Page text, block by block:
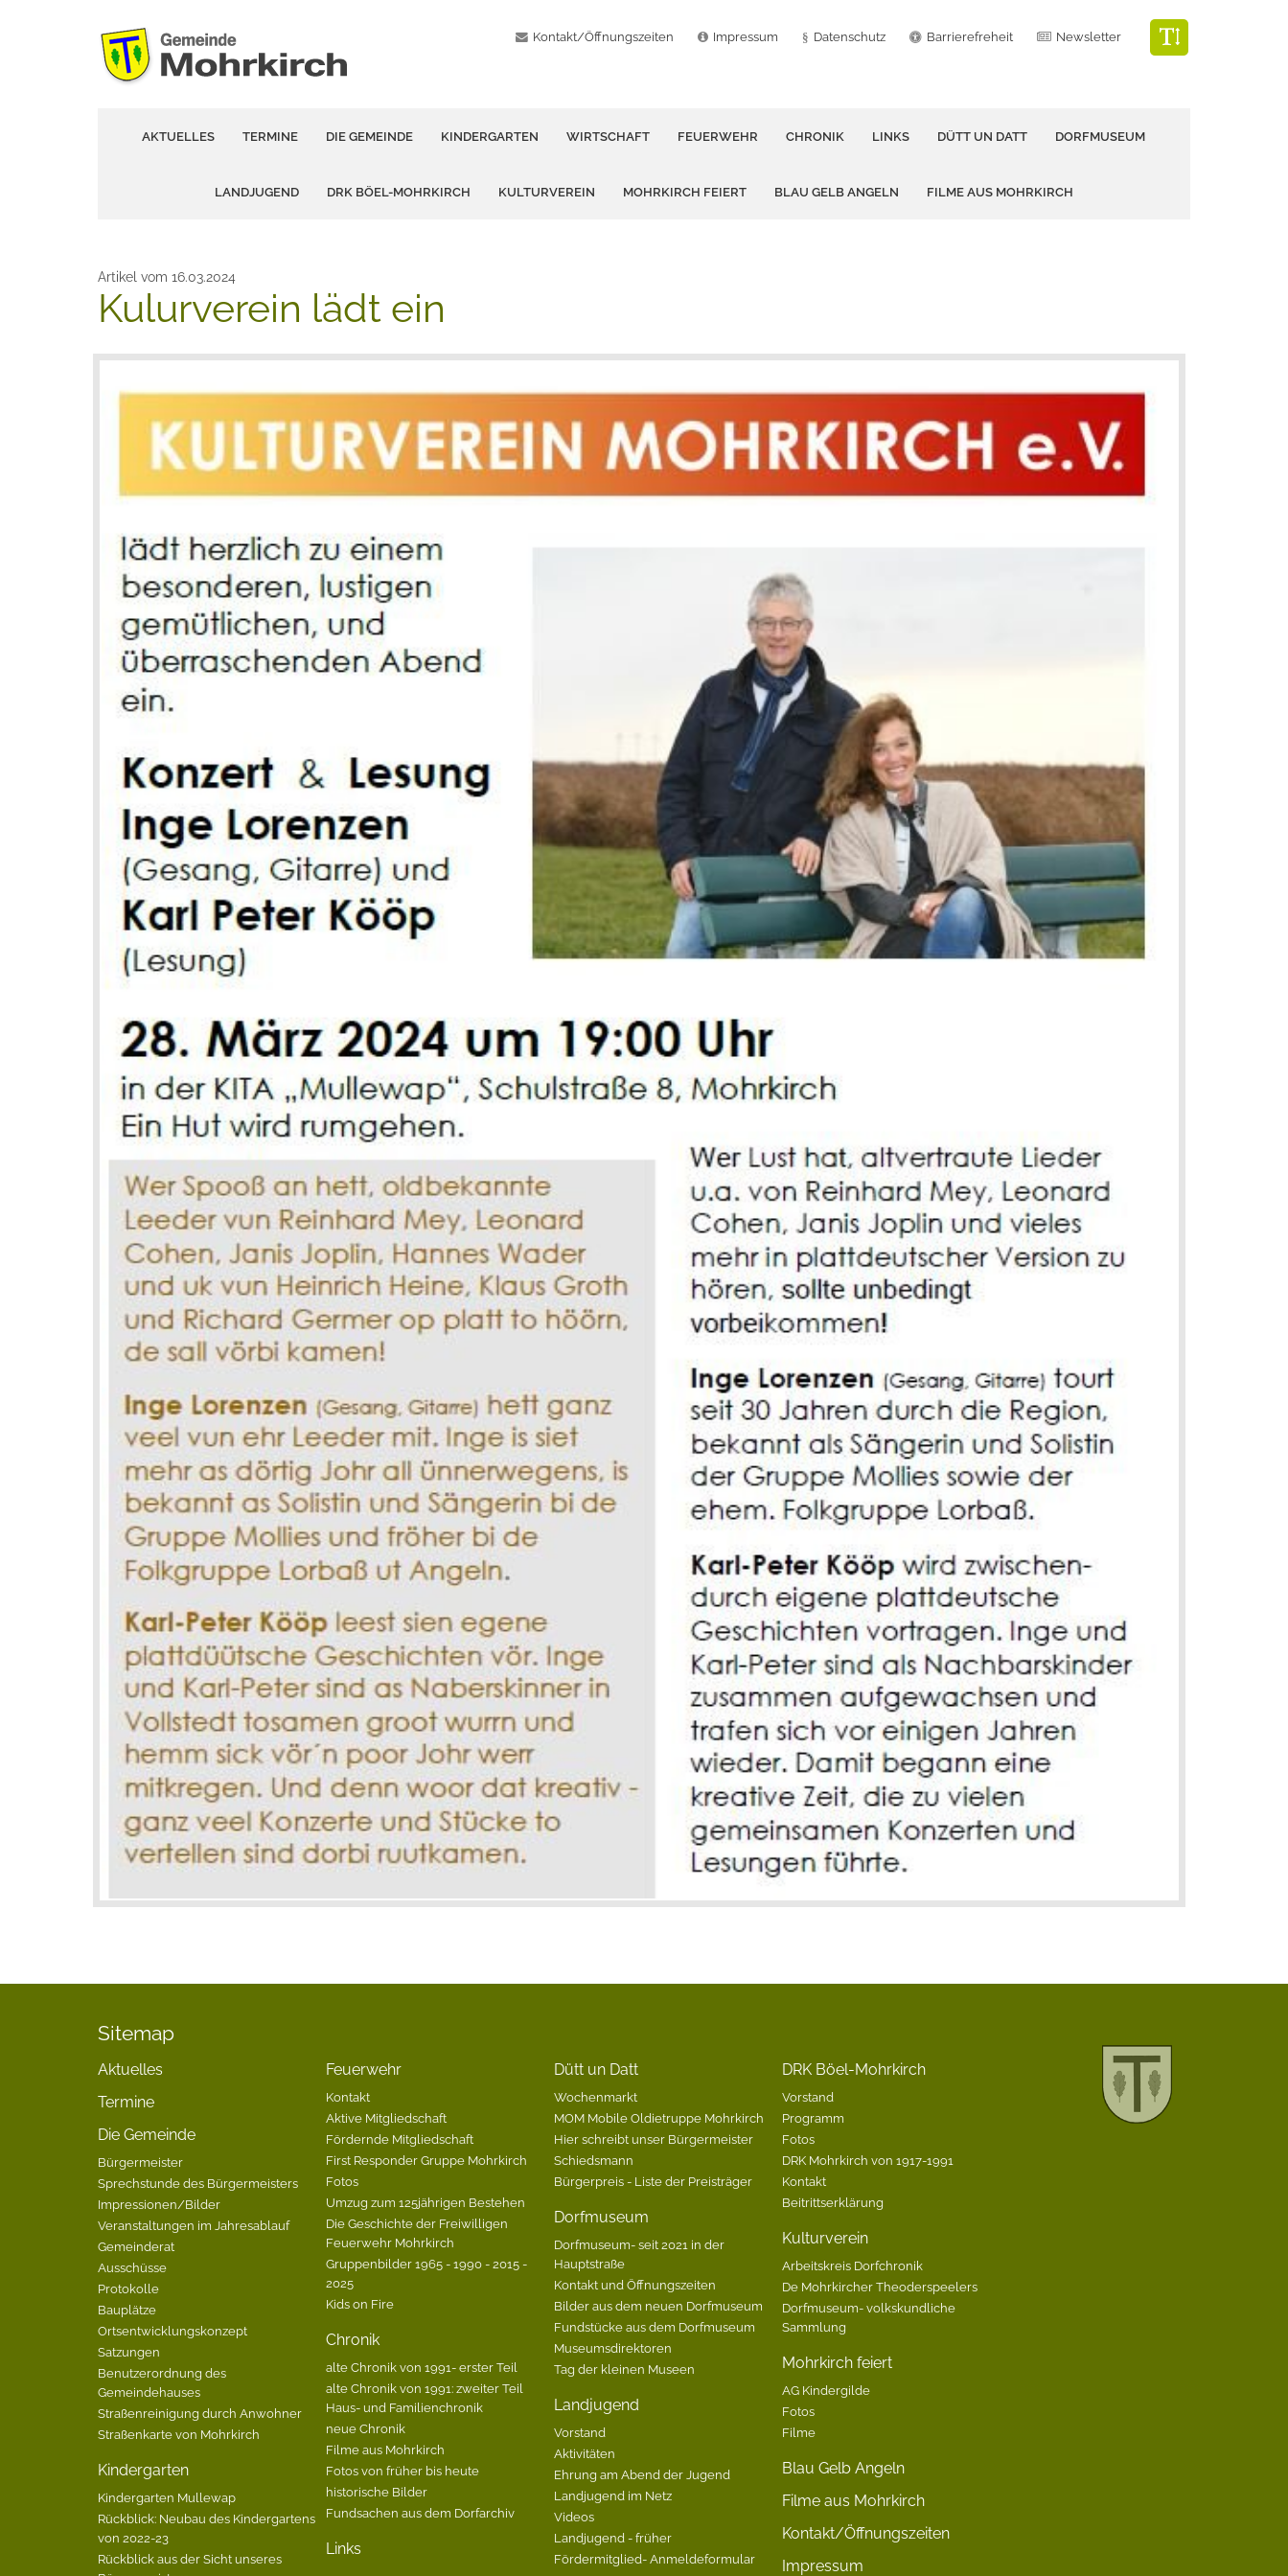
Kontakt/Öffnungszeiten Impressum Datenschutz Barrierefreheit Newsletter
AKTUELLES TERMINE DIE GEMEINDE KINDERGARTEN WIRTSCHAFT FEUERWEHR CHRONIK LINKS DÜTT UN DATT DORFMUSEUM
LANDJUGEND DRK BÖEL-MOHRKIRCH KULTURVEREIN MOHRKIRCH FEIERT BLAU GELB ANGELN FILME AUS MOHRKIRCH
Artikel vom 16.03.2024
Kulurverein lädt ein
Sitemap
Aktuelles
Termine
Die Gemeinde
Bürgermeister
Sprechstunde des Bürgermeisters
Impressionen/Bilder
Veranstaltungen im Jahresablauf
Gemeinderat
Ausschüsse
Protokolle
Bauplätze
Ortsentwicklungskonzept
Satzungen
Benutzerordnung des
Gemeindehauses
Straßenreinigung durch Anwohner
Straßenkarte von Mohrkirch
Kindergarten
Kindergarten Mullewap
Rückblick: Neubau des Kindergartens
von 2022-23
Rückblick aus der Sicht unseres
Feuerwehr
Kontakt
Aktive Mitgliedschaft
Fördernde Mitgliedschaft
First Responder Gruppe Mohrkirch
Fotos
Umzug zum 125jährigen Bestehen
Die Geschichte der Freiwilligen
Feuerwehr Mohrkirch
Gruppenbilder 1965 - 1990 - 2015 -
2025
Kids on Fire
Chronik
alte Chronik von 1991- erster Teil
alte Chronik von 1991: zweiter Teil
Haus- und Familienchronik
neue Chronik
Filme aus Mohrkirch
Fotos von früher bis heute
historische Bilder
Fundsachen aus dem Dorfarchiv
Links
Dütt un Datt
Wochenmarkt
MOM Mobile Oldietruppe Mohrkirch
Hier schreibt unser Bürgermeister
Schiedsmann
Bürgerpreis - Liste der Preisträger
Dorfmuseum
Dorfmuseum- seit 2021 in der
Hauptstraße
Kontakt und Öffnungszeiten
Bilder aus dem neuen Dorfmuseum
Fundstücke aus dem Dorfmuseum
Museumsdirektoren
Tag der kleinen Museen
Landjugend
Vorstand
Aktivitäten
Ehrung am Abend der Jugend
Landjugend im Netz
Videos
Landjugend - früher
Fördermitglied- Anmeldeformular
DRK Böel-Mohrkirch
Vorstand
Programm
Fotos
DRK Mohrkirch von 1917-1991
Kontakt
Beitrittserklärung
Kulturverein
Arbeitskreis Dorfchronik
De Mohrkircher Theoderspeelers
Dorfmuseum- volkskundliche
Sammlung
Mohrkirch feiert
AG Kindergilde
Fotos
Filme
Blau Gelb Angeln
Filme aus Mohrkirch
Kontakt/Öffnungszeiten
Impressum